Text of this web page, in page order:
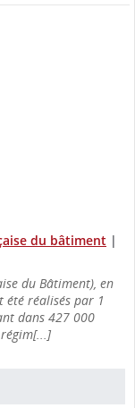
du bâtiment |
du Bâtiment), en
réalisés par 1
dans 427 000